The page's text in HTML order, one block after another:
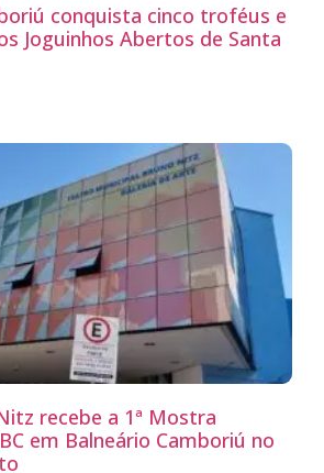
conquista cinco troféus e
Joguinhos Abertos de Santa
recebe a 1ª Mostra
em Balneário Camboriú no